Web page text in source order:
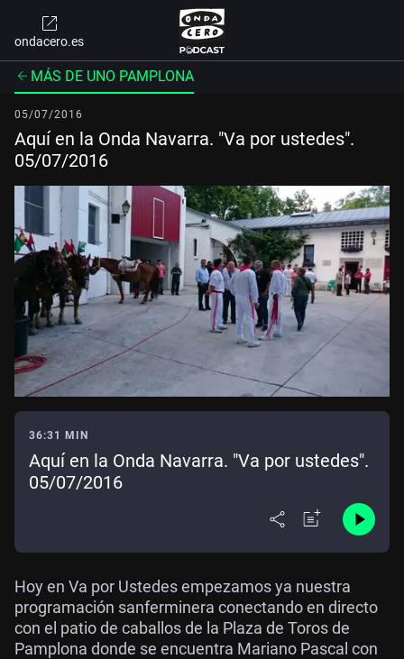
ondacero.es
MÁS DE UNO PAMPLONA
05/07/2016
Aquí en la Onda Navarra. "Va por ustedes".
05/07/2016
36:31 MIN
Aquí en la Onda Navarra. "Va por ustedes".
05/07/2016
Hoy en Va por Ustedes empezamos ya nuestra
programación sanferminera conectando en directo
con el patio de caballos de la Plaza de Toros de
Pamplona donde se encuentra Mariano Pascal con